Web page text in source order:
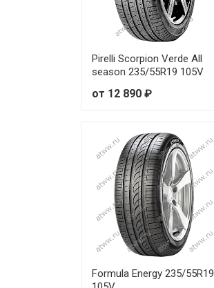
Pirelli Scorpion Verde All
season 235/55R19 105V
от 12 890 ₽
Formula Energy 235/55R19